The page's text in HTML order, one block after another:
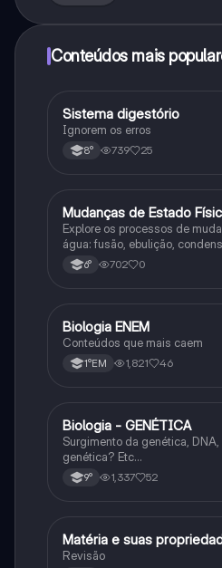
Conteúdos mais
Ciência
Sistema digestório
Ignorem os erros
8° 739 25
MCiência
Mudanças de Estado
Explore os processos de
água: fusão, ebulição,
sublimação.
6° 702 0
Ciência
Biologia ENEM
Conteúdos que mais caem
1°EM 1,821 46
Ciência
Biologia - GENÉTICA
Surgimento da genética, DNA,
genética? Etc…
9° 1,337 52
Ciência
Matéria e suas
Revisão